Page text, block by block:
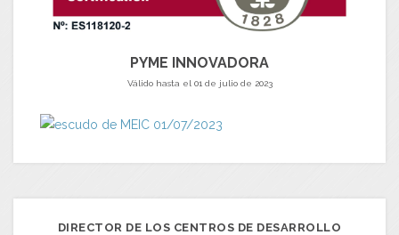
PYME INNOVADORA
Válido hasta el 01 de julio de 2023
DIRECTOR DE LOS CENTROS DE DESARROLLO